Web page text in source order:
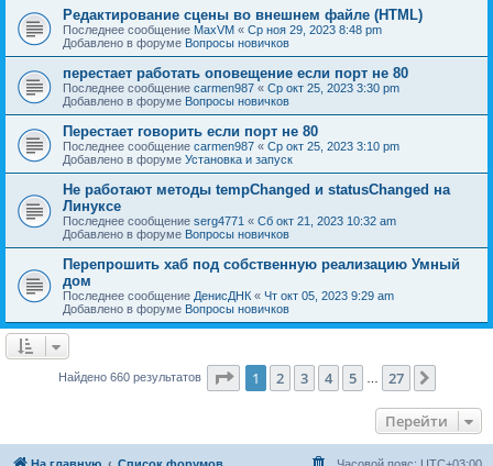
Редактирование сцены во внешнем файле (HTML)
Последнее сообщение MaxVM « Ср ноя 29, 2023 8:48 pm
Добавлено в форуме Вопросы новичков
перестает работать оповещение если порт не 80
Последнее сообщение carmen987 « Ср окт 25, 2023 3:30 pm
Добавлено в форуме Вопросы новичков
Перестает говорить если порт не 80
Последнее сообщение carmen987 « Ср окт 25, 2023 3:10 pm
Добавлено в форуме Установка и запуск
Не работают методы tempChanged и statusChanged на
Линуксе
Последнее сообщение serg4771 « Сб окт 21, 2023 10:32 am
Добавлено в форуме Вопросы новичков
Перепрошить хаб под собственную реализацию Умный
дом
Последнее сообщение ДенисДНК « Чт окт 05, 2023 9:29 am
Добавлено в форуме Вопросы новичков
Найдено 660 результатов Страница из 27
1 2 3 4 5 27
Перейти
На главную Список форумов Часовой пояс: UTC+03:00